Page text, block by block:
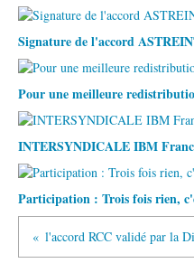
Signature de l'accord
Pour une meilleure
INTERSYNDICALE IBM
Participation : Trois fois rien,